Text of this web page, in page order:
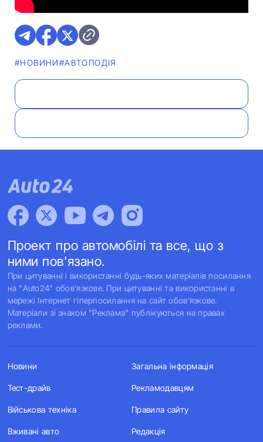
#НОВИНИ#АВТОПОДІЯ
Проект про автомобілі та все, що з
ними пов'язано.
При цитуванні і використанні будь-яких матеріалів посилання
на "Auto24" обов'язкове. При цитуванні та використанні в
мережі Інтернет гіперпосилання на сайт обов'язкове.
Матеріали зі знаком "Реклама" публікуються на правах
реклами.
Новини
Тест-драйв
Військова техніка
Вживані авто
Загальна інформація
Рекламодавцям
Правила сайту
Редакція